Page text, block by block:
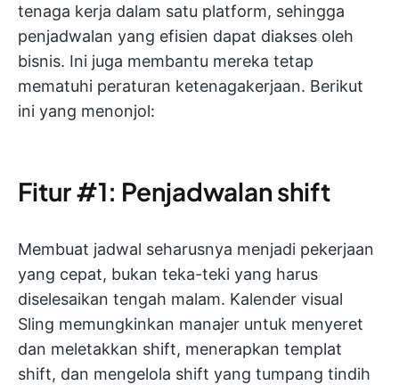
tenaga kerja dalam satu platform, sehingga
penjadwalan yang efisien dapat diakses oleh
bisnis. Ini juga membantu mereka tetap
mematuhi peraturan ketenagakerjaan. Berikut
ini yang menonjol:
Fitur #1: Penjadwalan shift
Membuat jadwal seharusnya menjadi pekerjaan
yang cepat, bukan teka-teki yang harus
diselesaikan tengah malam. Kalender visual
Sling memungkinkan manajer untuk menyeret
dan meletakkan shift, menerapkan templat
shift, dan mengelola shift yang tumpang tindih